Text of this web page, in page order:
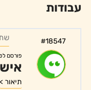
עבודות
#18547
פורסם
תיאור >